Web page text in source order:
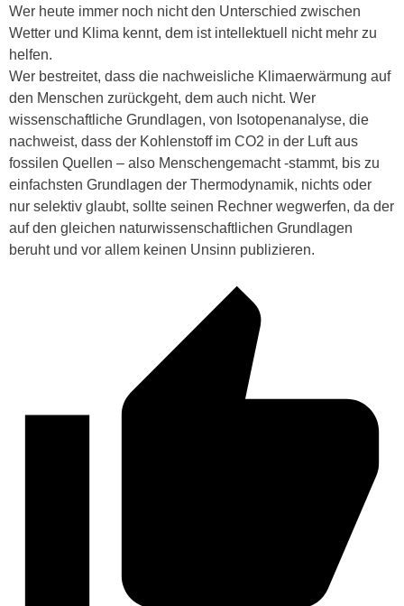
Wer heute immer noch nicht den Unterschied zwischen
Wetter und Klima kennt, dem ist intellektuell nicht mehr zu
helfen.
Wer bestreitet, dass die nachweisliche Klimaerwärmung auf
den Menschen zurückgeht, dem auch nicht. Wer
wissenschaftliche Grundlagen, von Isotopenanalyse, die
nachweist, dass der Kohlenstoff im CO2 in der Luft aus
fossilen Quellen – also Menschengemacht -stammt, bis zu
einfachsten Grundlagen der Thermodynamik, nichts oder
nur selektiv glaubt, sollte seinen Rechner wegwerfen, da der
auf den gleichen naturwissenschaftlichen Grundlagen
beruht und vor allem keinen Unsinn publizieren.